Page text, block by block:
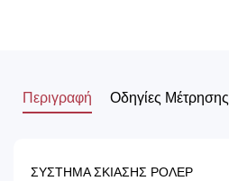
Περιγραφή Οδηγίες Μέτρησης
ΣΥΣΤΗΜΑ ΣΚΙΑΣΗΣ ΡΟΛΕΡ